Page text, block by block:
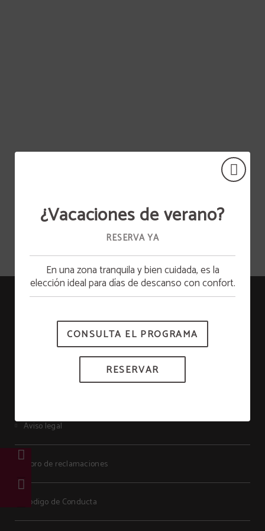
Senhora Do Castelo
Protección de datos
Aviso legal
Libro de reclamaciones
Código de Conducta
Apertura piscina
junio.
¿Vacaciones de verano?
RESERVA YA
En una zona tranquila y bien cuidada, es la
elección ideal para días de descanso con confort.
CONSULTA EL PROGRAMA
RESERVAR